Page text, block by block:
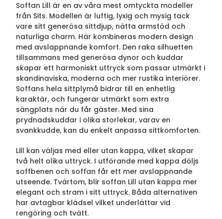
Soffan Lill är en av våra mest omtyckta modeller
från Sits. Modellen är luftig, lyxig och mysig tack
vare sitt generösa sittdjup, nätta armstöd och
naturliga charm. Här kombineras modern design
med avslappnande komfort. Den raka silhuetten
tillsammans med generösa dynor och kuddar
skapar ett harmoniskt uttryck som passar utmärkt i
skandinaviska, moderna och mer rustika interiörer.
Soffans hela sittplymå bidrar till en enhetlig
karaktär, och fungerar utmärkt som extra
sängplats när du får gäster. Med sina
prydnadskuddar i olika storlekar, varav en
svankkudde, kan du enkelt anpassa sittkomforten.
Lill kan väljas med eller utan kappa, vilket skapar
två helt olika uttryck. I utförande med kappa döljs
soffbenen och soffan får ett mer avslappnande
utseende. Tvärtom, blir soffan Lill utan kappa mer
elegant och stram i sitt uttryck. Båda alternativen
har avtagbar klädsel vilket underlättar vid
rengöring och tvätt.